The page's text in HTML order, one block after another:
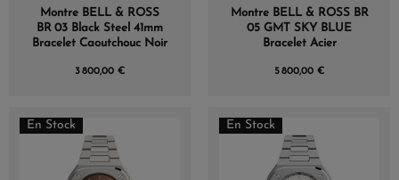
Montre BELL & ROSS
BR 03 Black Steel 41mm
Bracelet Caoutchouc Noir
3 800,00 €
Montre BELL & ROSS BR
05 GMT SKY BLUE
Bracelet Acier
5 800,00 €
En Stock En Stock